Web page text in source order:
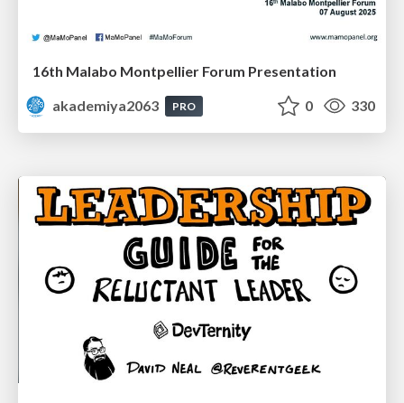
16th Malabo Montpellier Forum Presentation
akademiya2063
PRO 0 330